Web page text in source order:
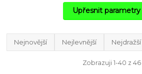
Upřesnit parametry
Nejnovější Nejlevnější Nejdražší
Zobrazuji 1-40 z 46